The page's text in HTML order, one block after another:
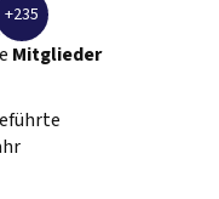
+235
Mitglieder